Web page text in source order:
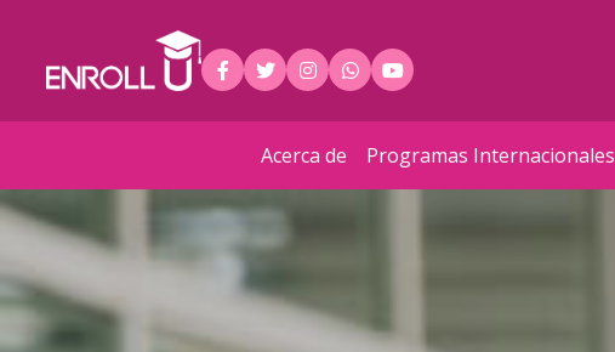
Acerca de Programas Internacionales